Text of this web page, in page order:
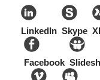
LinkedIn Skype
Facebook